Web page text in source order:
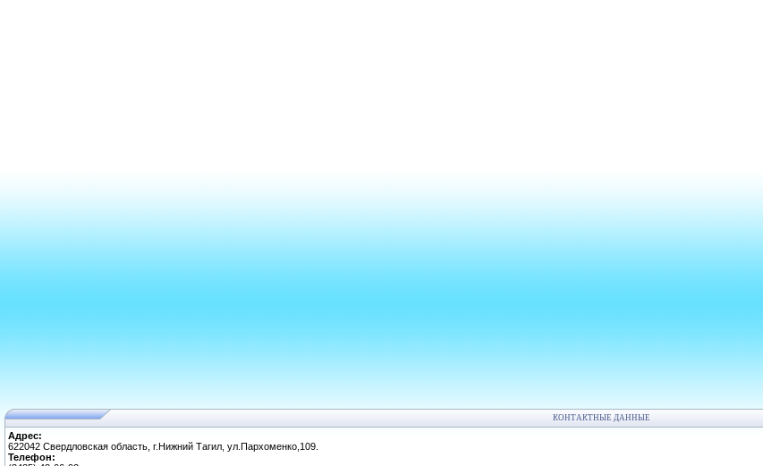
КОНТАКТНЫЕ ДАННЫЕ
Адрес:
622042 Свердловская область, г.Нижний Тагил, ул.Пархоменко,109.
Телефон: